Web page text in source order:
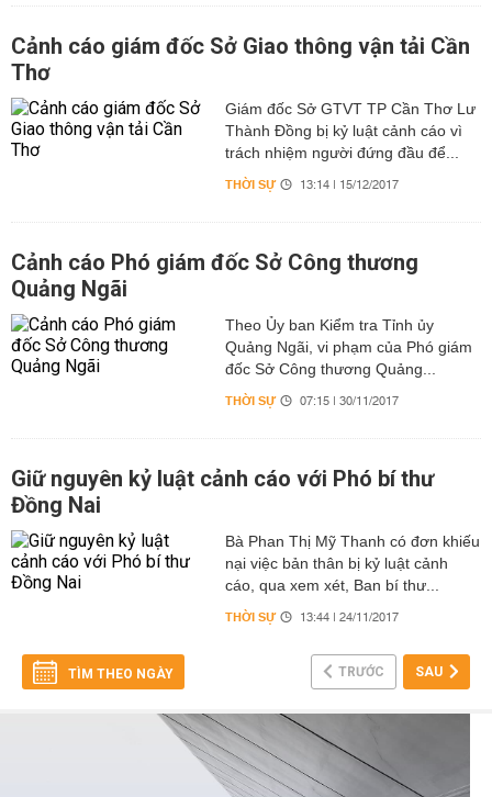
Cảnh cáo giám đốc Sở Giao thông vận tải Cần
Thơ
Giám đốc Sở GTVT TP Cần Thơ Lư
Thành Đồng bị kỷ luật cảnh cáo vì
trách nhiệm người đứng đầu để...
THỜI SỰ 13:14 | 15/12/2017
Cảnh cáo Phó giám đốc Sở Công thương
Quảng Ngãi
Theo Ủy ban Kiểm tra Tỉnh ủy
Quảng Ngãi, vi phạm của Phó giám
đốc Sở Công thương Quảng...
THỜI SỰ 07:15 | 30/11/2017
Giữ nguyên kỷ luật cảnh cáo với Phó bí thư
Đồng Nai
Bà Phan Thị Mỹ Thanh có đơn khiếu
nại việc bản thân bị kỷ luật cảnh
cáo, qua xem xét, Ban bí thư...
THỜI SỰ 13:44 | 24/11/2017
TÌM THEO NGÀY TRƯỚC SAU